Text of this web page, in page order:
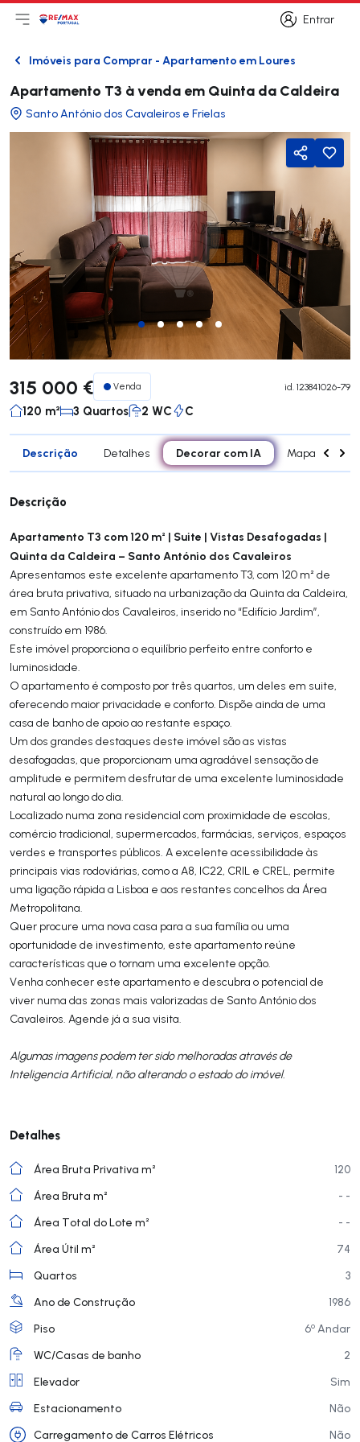
Entrar
Entrar
Abri menu principal
LogoIr para página inicial
VoltarImóveis para Comprar - Apartamento em Loures
Apartamento T3 à venda em Quinta da Caldeira
Santo António dos Cavaleiros e Frielas
Partilhar
315 000 € Venda id. 123841026-79
120 m² 3 Quartos 2 WC C
Descrição Detalhes Decorar com IA Mapa
Descrição
Apartamento T3 com 120 m² | Suite | Vistas Desafogadas |
Quinta da Caldeira – Santo António dos Cavaleiros
Apresentamos este excelente apartamento T3, com 120 m² de
área bruta privativa, situado na urbanização da Quinta da Caldeira,
em Santo António dos Cavaleiros, inserido no “Edifício Jardim”,
construído em 1986.
Este imóvel proporciona o equilíbrio perfeito entre conforto e
luminosidade.
O apartamento é composto por três quartos, um deles em suite,
oferecendo maior privacidade e conforto. Dispõe ainda de uma
casa de banho de apoio ao restante espaço.
Um dos grandes destaques deste imóvel são as vistas
desafogadas, que proporcionam uma agradável sensação de
amplitude e permitem desfrutar de uma excelente luminosidade
natural ao longo do dia.
Localizado numa zona residencial com proximidade de escolas,
comércio tradicional, supermercados, farmácias, serviços, espaços
verdes e transportes públicos. A excelente acessibilidade às
principais vias rodoviárias, como a A8, IC22, CRIL e CREL, permite
uma ligação rápida a Lisboa e aos restantes concelhos da Área
Metropolitana.
Quer procure uma nova casa para a sua família ou uma
oportunidade de investimento, este apartamento reúne
características que o tornam uma excelente opção.
Venha conhecer este apartamento e descubra o potencial de
viver numa das zonas mais valorizadas de Santo António dos
Cavaleiros. Agende já a sua visita.
Algumas imagens podem ter sido melhoradas através de
Inteligencia Artificial, não alterando o estado do imóvel.
Detalhes
Área Bruta Privativa m²
120
Área Bruta m²
- -
Área Total do Lote m²
- -
Área Útil m²
74
Quartos
3
Ano de Construção
1986
Piso
6o Andar
WC/Casas de banho
2
Elevador
Sim
Estacionamento
Não
Carregamento de Carros Elétricos
Não